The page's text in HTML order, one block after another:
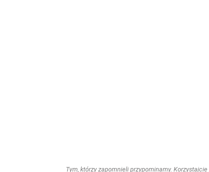
Tym, którzy zapomnieli przypominamy.